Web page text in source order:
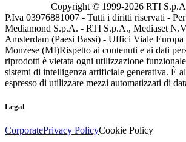
Copyright © 1999-2026 RTI
P.Iva 03976881007 - Tutti i diritti riservati -
Mediamond S.p.A. - RTI S.p.A., Mediaset
Amsterdam (Paesi Bassi) - Uffici Viale
Monzese (MI)Rispetto ai contenuti e ai dati
riprodotti è vietata ogni utilizzazione
sistemi di intelligenza artificiale generativa. È
espresso di utilizzare mezzi automatizzati di
Legal
CorporatePrivacy PolicyCookie Policy